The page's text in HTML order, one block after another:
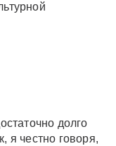
долго
я честно говоря,